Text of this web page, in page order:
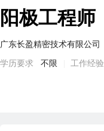
阳极工程师
广东长盈精密技术有限公司
学历要求 不限 工作经验